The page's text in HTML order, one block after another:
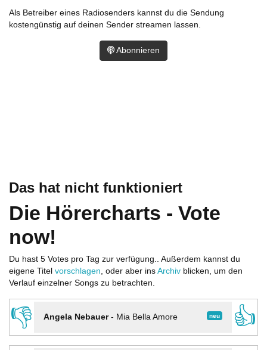
Das hat nicht funktioniert
Die Hörercharts - Vote
now!
Du hast 5 Votes pro Tag zur verfügung.. Außerdem kannst du
eigene Titel vorschlagen, oder aber ins Archiv blicken, um den
Verlauf einzelner Songs zu betrachten.
👎 neu
Angela Nebauer- Mia Bella Amore
👍
Als Betreiber eines Radiosenders kannst du die Sendung
kostengünstig auf deinen Sender streamen lassen.
Abonnieren